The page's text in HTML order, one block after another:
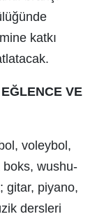
katkı
VE
voleybol,
wushu-
gitar, piyano,
dersleri